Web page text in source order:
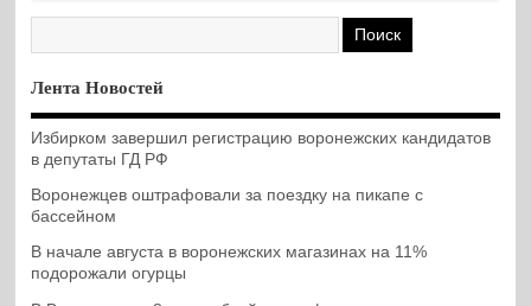
Лента Новостей
Избирком завершил регистрацию воронежских кандидатов
в депутаты ГД РФ
Воронежцев оштрафовали за поездку на пикапе с
бассейном
В начале августа в воронежских магазинах на 11%
подорожали огурцы